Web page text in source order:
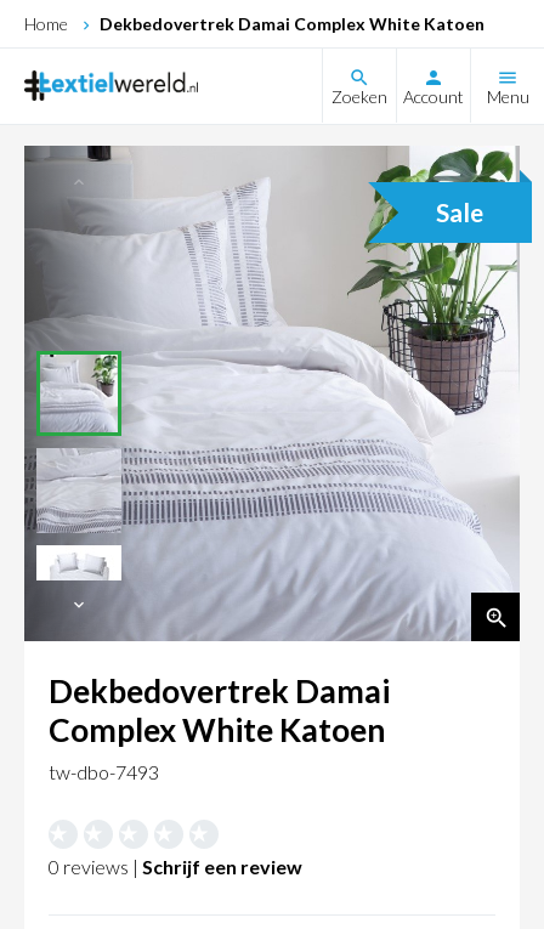
Home Dekbedovertrek Damai Complex White Katoen
Zoeken Account Menu
Sale
Dekbedovertrek Damai
Complex White Katoen
tw-dbo-7493
0 reviews | Schrijf een review